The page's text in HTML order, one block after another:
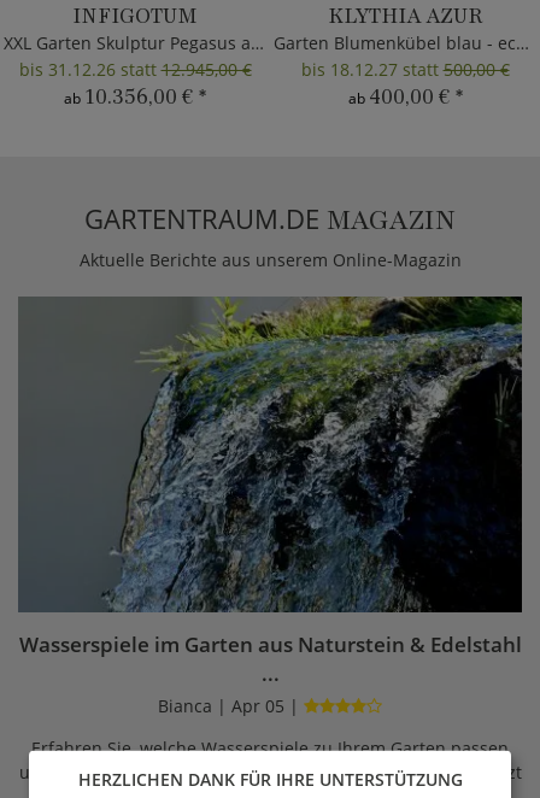
INFIGOTUM
XXL Garten Skulptur Pegasus aus Metall
bis 31.12.26 statt12.945,00 €
ab 10.356,00 € *
KLYTHIA AZUR
Garten Blumenkübel blau - eckig
bis 18.12.27 statt500,00 €
ab 400,00 € *
GARTENTRAUM.DE MAGAZIN
Aktuelle Berichte aus unserem Online-Magazin
Wasserspiele im Garten aus Naturstein & Edelstahl
...
Bianca | Apr 05 |
Erfahren Sie, welche Wasserspiele zu Ihrem Garten passen
und was Sie beim Gebrauch & Aufbau beachten müssen. Jetzt
HERZLICHEN DANK FÜR IHRE UNTERSTÜTZUNG